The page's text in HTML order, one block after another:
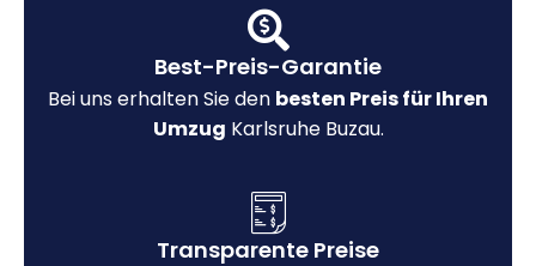
Best-Preis-Garantie
Bei uns erhalten Sie den besten Preis für Ihren
Umzug Karlsruhe Buzau.
Transparente Preise